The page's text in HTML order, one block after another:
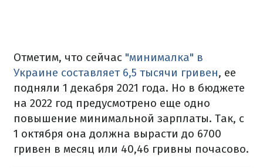
Отметим, что сейчас "минималка" в
Украине составляет 6,5 тысячи гривен, ее
подняли 1 декабря 2021 года. Но в бюджете
на 2022 год предусмотрено еще одно
повышение минимальной зарплаты. Так, с
1 октября она должна вырасти до 6700
гривен в месяц или 40,46 гривны почасово.